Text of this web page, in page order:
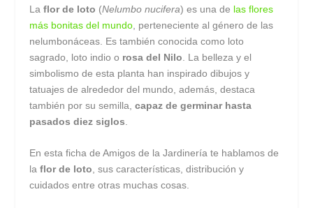
Laflor de loto (Nelumbo nucifera) es una de las flores
más bonitas del mundo , perteneciente al género de las
nelumbonáceas. Es también conocida como loto
sagrado, loto indio o rosa del Nilo . La belleza y el
simbolismo de esta planta han inspirado dibujos y
tatuajes de alrededor del mundo, además, destaca
también por su semilla,capaz de germinar hasta
pasados diez siglos
En esta ficha de Amigos de la Jardinería te hablamos de
laflor de loto , sus características, distribución y
cuidados entre otras muchas cosas.